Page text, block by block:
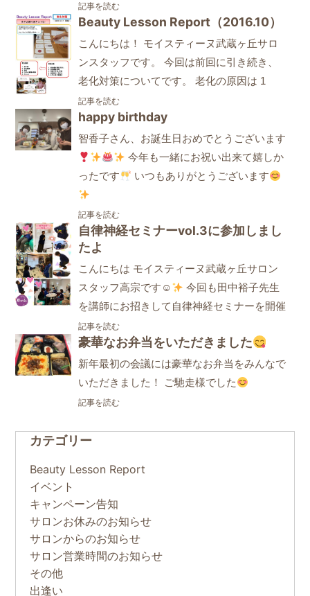
記事を読む
Beauty Lesson Report（2016.10）
こんにちは！ モイスティーヌ武蔵ヶ丘サロ
ンスタッフです。 今回は前回に引き続き、
老化対策についてです。 老化の原因は 1
記事を読む
happy birthday
智香子さん、お誕生日おめでとうございます
今年も一緒にお祝い出来て嬉しか
ったです
いつもありがとうございます
記事を読む
自律神経セミナーvol.3に参加しまし
たよ
こんにちは モイスティーヌ武蔵ヶ丘サロン
スタッフ高宗です☺
今回も田中裕子先生
を講師にお招きして自律神経セミナーを開催
記事を読む
豪華なお弁当をいただきました
新年最初の会議には豪華なお弁当をみんなで
いただきました！ ご馳走様でした
記事を読む
カテゴリー
Beauty Lesson Report
イベント
キャンペーン告知
サロンお休みのお知らせ
サロンからのお知らせ
サロン営業時間のお知らせ
その他
出逢い